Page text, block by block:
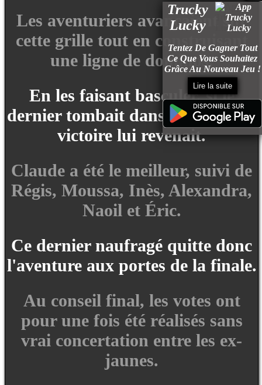
Trucky
Lucky
Tentez De Gagner Tout
Ce Que Vous Souhaitez
Grâce Au Nouveau Jeu !
Lire la suite
Les aventuriers avançaient sur
cette grille tout en construisant
une ligne de dominos.
En les faisant basculer, si le
dernier tombait dans le panier, la
victoire lui revenait.
Claude a été le meilleur, suivi de
Régis, Moussa, Inès, Alexandra,
Naoil et Éric.
Ce dernier naufragé quitte donc
l'aventure aux portes de la finale.
Au conseil final, les votes ont
pour une fois été réalisés sans
vrai concertation entre les ex-
jaunes.